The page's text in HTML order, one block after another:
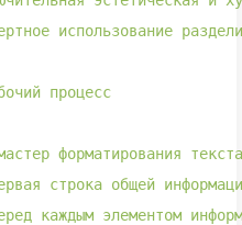
использование
процесс
форматирования
строка общей
каждым элементом